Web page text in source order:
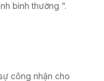
bình thường “.
công nhận cho